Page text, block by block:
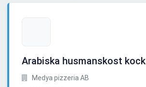
Arabiska husmanskost kock
Medya pizzeria AB